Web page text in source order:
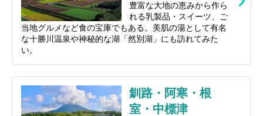
豊富な大地の恵みから作ら
れる乳製品・スイーツ、ご
当地グルメなど食の宝庫でもある。美肌の湯として有名
な十勝川温泉や神秘的な湖「然別湖」にも訪れてみた
い。
釧路・阿寒・根
室・中標津